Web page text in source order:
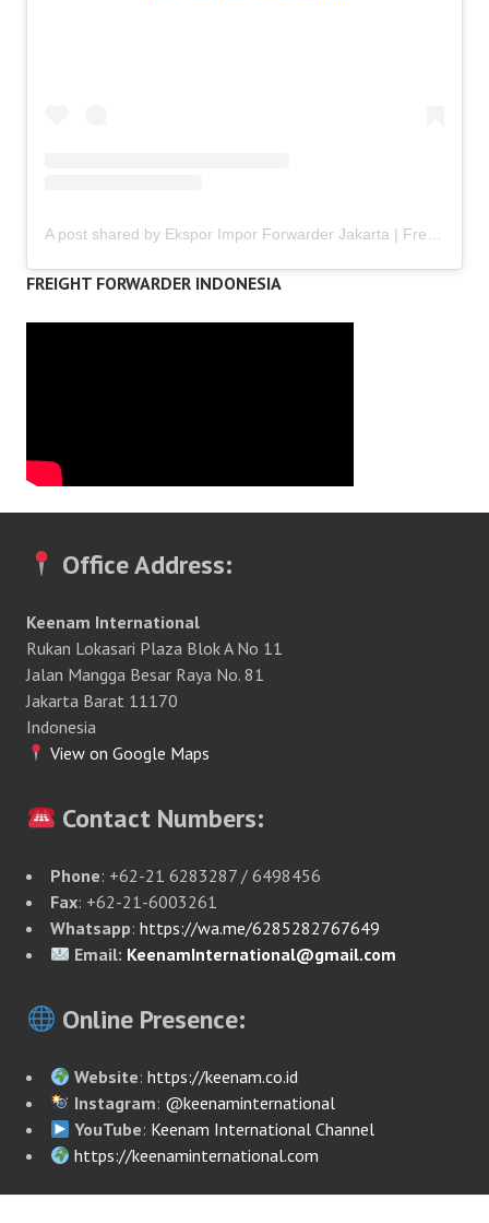
A post shared by Ekspor Impor Forwarder Jakarta | Freight Forwarding Indonesia (@keenamid)
FREIGHT FORWARDER INDONESIA
Office Address:
Keenam International
Rukan Lokasari Plaza Blok A No 11
Jalan Mangga Besar Raya No. 81
Jakarta Barat 11170
Indonesia
View on Google Maps
Contact Numbers:
Phone: +62-21 6283287 / 6498456
Fax: +62-21-6003261
Whatsapp: https://wa.me/6285282767649
Email: KeenamInternational@gmail.com
Online Presence:
Website:https://keenam.co.id
Instagram: @keenaminternational
YouTube: Keenam International Channel
https://keenaminternational.com